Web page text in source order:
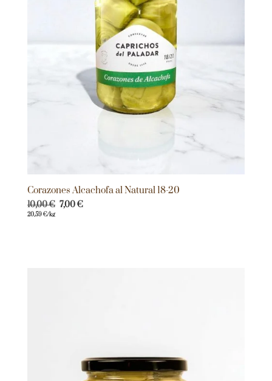
Corazones Alcachofa al Natural 18-20
10,00€ 7,00€
20,59€/kg